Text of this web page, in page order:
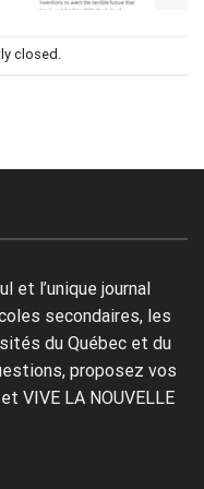
closed.
et l’unique journal
secondaires, les
du Québec et du
proposez vos
VIVE LA NOUVELLE